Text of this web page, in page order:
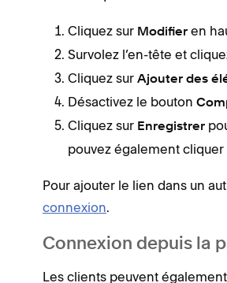
Cliquez sur Modifier en
Survolez l’en-tête et
Cliquez sur Ajouter des
Désactivez le bouton
Cliquez sur Enregistrer
pouvez également cliquer
Pour ajouter le lien dans un
connexion.
Connexion depuis la
Les clients peuvent